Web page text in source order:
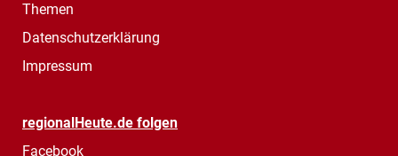
Themen
Datenschutzerklärung
Impressum
regionalHeute.de folgen
Facebook